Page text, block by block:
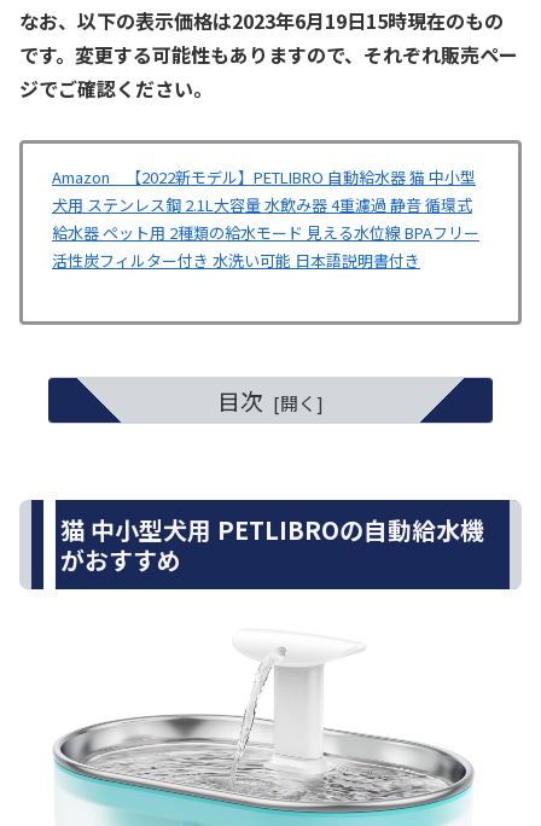
なお、以下の表示価格は2023年6月19日15時現在のもの
です。変更する可能性もありますので、それぞれ販売ペー
ジでご確認ください。
Amazon 【2022新モデル】PETLIBRO 自動給水器 猫 中小型
犬用 ステンレス鋼 2.1L大容量 水飲み器 4重濾過 静音 循環式
給水器 ペット用 2種類の給水モード 見える水位線 BPAフリー
活性炭フィルター付き 水洗い可能 日本語説明書付き
目次
猫 中小型犬用 PETLIBROの自動給水機
がおすすめ